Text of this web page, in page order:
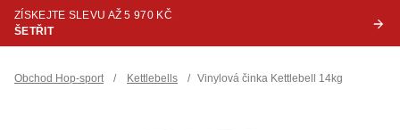
ZÍSKEJTE SLEVU AŽ 5 970 KČ
ŠETŘIT
Obchod Hop-sport / Kettlebells / Vinylová činka Kettlebell 14kg